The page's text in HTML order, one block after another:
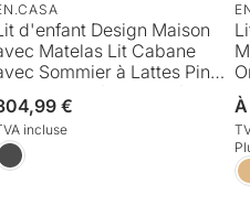
d'enfant Design Maison
Matelas Lit Cabane
Sommier à Lattes Pin
Housse 100%
[en.casa]
€
incluse